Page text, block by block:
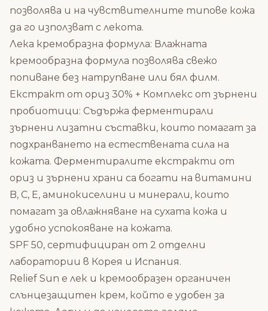
позволява и на чувствителните типове кожа
да го използват с лекота.
Лека кремобразна формула: Влажната
кремообразна формула позволява свежо
попиване без натрупване или бял филм.
Екстракт от ориз 30% + Комплекс от зърнени
пробиотици: Съдържа ферментирали
зърнени лизатни съставки, които помагат за
подхранването на естествената сила на
кожата. Ферментиралите екстракти от
ориз и зърнени храни са богати на витамини
B, C, E, аминокиселини и минерали, които
помагат за овлажняване на сухата кожа и
удобно успокояване на кожата.
SPF 50, сертифициран от 2 отделни
лаборатории в Корея и Испания.
Relief Sun е лек и кремообразен органичен
слънцезащитен крем, който е удобен за